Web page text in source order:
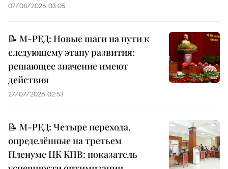
07/08/2026 03:05
📝 М-РЕД: Новые шаги на пути к
следующему этапу развития:
решающее значение имеют
действия
27/07/2026 02:53
📝 М-РЕД: Четыре перехода,
определённые на третьем
Пленуме ЦК КПВ: показатель